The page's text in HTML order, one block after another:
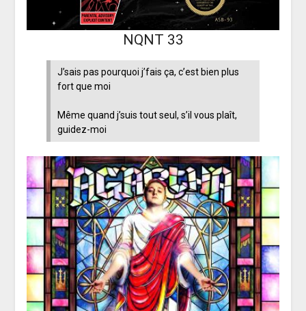
NQNT 33
J’sais pas pourquoi j’fais ça, c’est bien plus
fort que moi
Même quand j’suis tout seul, s’il vous plaît,
guidez-moi